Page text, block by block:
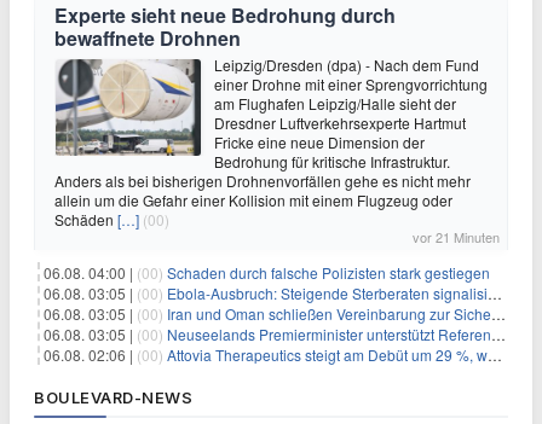
Experte sieht neue Bedrohung durch
bewaffnete Drohnen
Leipzig/Dresden (dpa) - Nach dem Fund
einer Drohne mit einer Sprengvorrichtung
am Flughafen Leipzig/Halle sieht der
Dresdner Luftverkehrsexperte Hartmut
Fricke eine neue Dimension der
Bedrohung für kritische Infrastruktur.
Anders als bei bisherigen Drohnenvorfällen gehe es nicht mehr
allein um die Gefahr einer Kollision mit einem Flugzeug oder
Schäden […] (00)
vor 21 Minuten
06.08. 04:00 | (00) Schaden durch falsche Polizisten stark gestiegen
06.08. 03:05 | (00) Ebola-Ausbruch: Steigende Sterberaten signalisieren dringenden Bedarf an verbesserter Gesundheitsinfrastruktur
06.08. 03:05 | (00) Iran und Oman schließen Vereinbarung zur Sicherung des Schiffsverkehrs durch die Straße von Hormuz
06.08. 03:05 | (00) Neuseelands Premierminister unterstützt Referendum über das Wahlsystem: Ein Schritt in Richtung verbesserter demokratischer Beteiligung
06.08. 02:06 | (00) Attovia Therapeutics steigt am Debüt um 29 %, was starkes Investorenvertrauen in biotechnologische Innovation signalisiert
BOULEVARD-NEWS